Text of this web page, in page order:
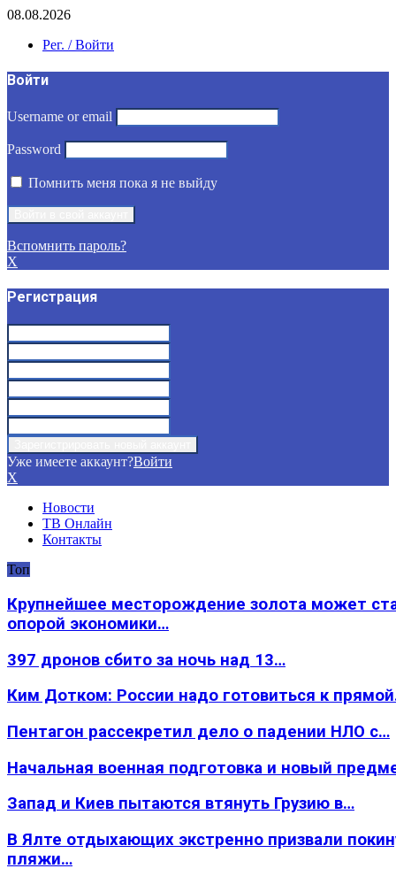
08.08.2026
Рег. / Войти
Войти
Username or email
Password
Помнить меня пока я не выйду
Вспомнить пароль?
X
Регистрация
Уже имеете аккаунт?Войти
X
Новости
ТВ Онлайн
Контакты
Топ
Крупнейшее месторождение золота может
опорой экономики…
397 дронов сбито за ночь над 13…
Ким Дотком: России надо готовиться к
Пентагон рассекретил дело о падении НЛО с…
Начальная военная подготовка и новый
Запад и Киев пытаются втянуть Грузию в…
В Ялте отдыхающих экстренно призвали
пляжи…